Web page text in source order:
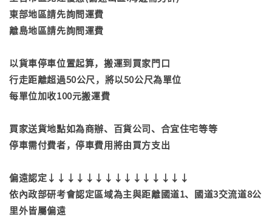
東部地區請先詢問運費
離島地區請先詢問運費
以貨車停車位置起算，搬運到買家門口
行走距離超過50公尺，將以50公尺為單位
每單位加收100元搬運費
買家送貨地點如為商辦、百貨公司、合宜住宅等等
停車需付費者，停車費用將由買方支出
偏遠認定↓↓↓↓↓↓↓↓↓↓↓↓↓↓↓
依內政部研考會認定區域為主與距離國道1、國道3交流道8公
里外皆屬偏遠